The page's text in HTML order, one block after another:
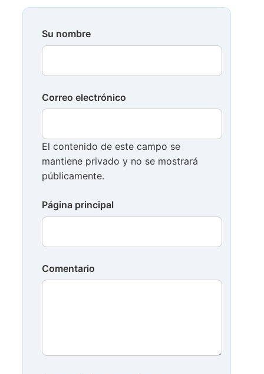
Su nombre
Correo electrónico
El contenido de este campo se
mantiene privado y no se mostrará
públicamente.
Página principal
Comentario